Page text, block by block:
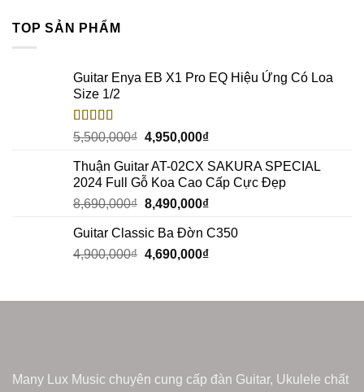
TOP SẢN PHẨM
Guitar Enya EB X1 Pro EQ Hiệu Ứng Có Loa
Size 1/2
Rated5.00
out of 5
5,500,000₫ 4,950,000₫
Thuận Guitar AT-02CX SAKURA SPECIAL
2024 Full Gỗ Koa Cao Cấp Cực Đẹp
8,690,000₫ 8,490,000₫
Guitar Classic Ba Đờn C350
4,900,000₫ 4,690,000₫
Many Lux Music chuyên cung cấp đàn Guitar, Ukulele chất